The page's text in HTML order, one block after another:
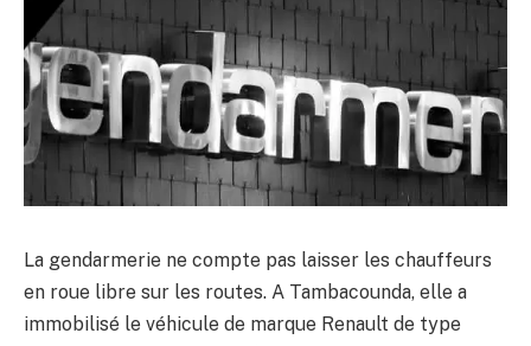
La gendarmerie ne compte pas laisser les chauffeurs
en roue libre sur les routes. A Tambacounda, elle a
immobilisé le véhicule de marque Renault de type